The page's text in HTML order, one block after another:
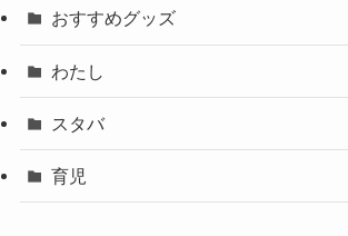
おすすめグッズ
わたし
スタバ
育児